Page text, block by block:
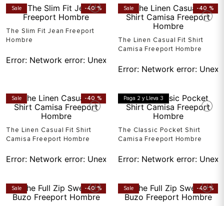
Sale -40 %
The Slim Fit Jean Freeport
Hombre
Error: Network error: Unexpected token T in JSON at
Sale -40 %
The Linen Casual Fit Shirt
Camisa Freeport Hombre
Error: Network error:
Sale -40 %
The Linen Casual Fit Shirt
Camisa Freeport Hombre
Error: Network error: Unexpected token T in JSON at
Paga 2 y Lleva 3
The Classic Pocket Shirt
Camisa Freeport Hombre
Error: Network error:
Sale -40 % Sale -40 %